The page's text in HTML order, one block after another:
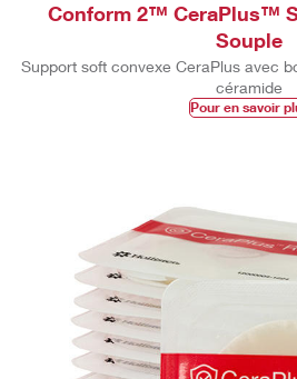
Conform 2™ CeraPlus™
Souple
Support soft convexe CeraPlus avec
céramide
Pour en savoir